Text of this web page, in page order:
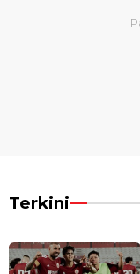
Terkini